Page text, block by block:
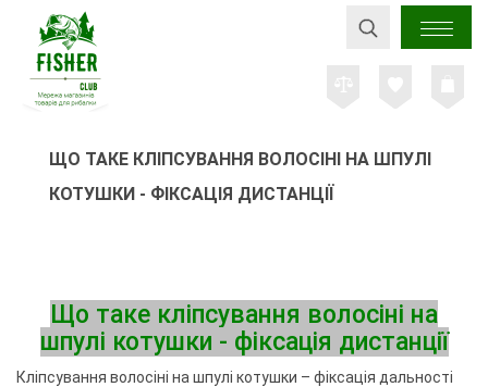
ЩО ТАКЕ КЛІПСУВАННЯ ВОЛОСІНІ НА ШПУЛІ
КОТУШКИ - ФІКСАЦІЯ ДИСТАНЦІЇ
Що таке кліпсування волосіні на
шпулі котушки - фіксація дистанції
Кліпсування волосіні на шпулі котушки – фіксація дальності